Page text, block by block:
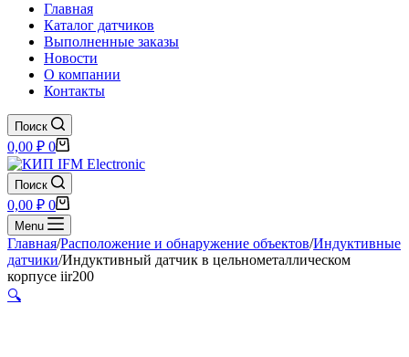
Главная
Каталог датчиков
Выполненные заказы
Новости
О компании
Контакты
Поиск
Корзина
0,00 ₽ 0
Поиск
Корзина
0,00 ₽ 0
Menu
Главная/Расположение и обнаружение объектов/Индуктивные
датчики/Индуктивный датчик в цельнометаллическом
корпусе iir200
🔍